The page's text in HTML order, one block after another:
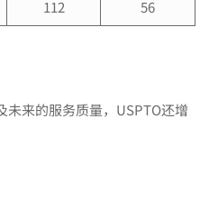
112 56
来的服务质量，USPTO还增